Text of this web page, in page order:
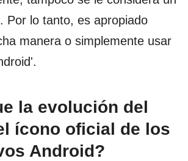
Por lo tanto, es apropiado
manera o simplemente usar
la evolución del
ícono oficial de los
Android?